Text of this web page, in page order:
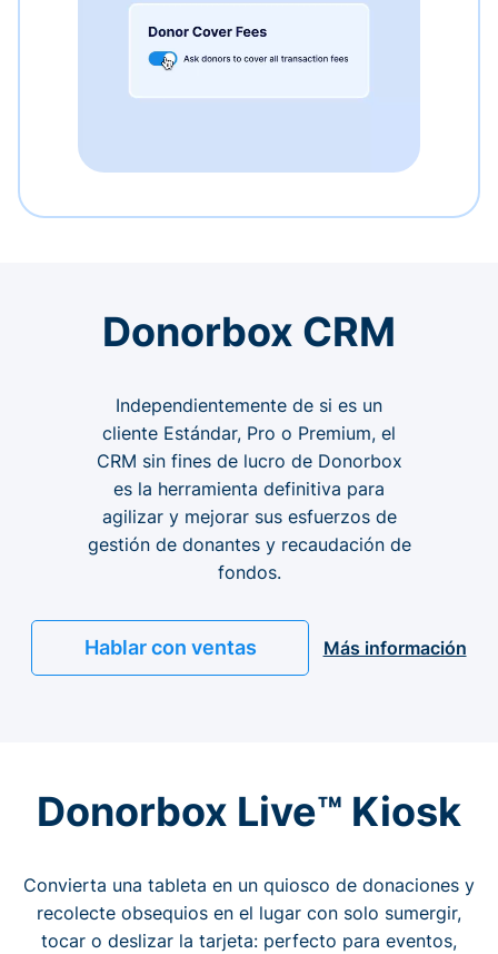
Donorbox CRM
Independientemente de si es un
cliente Estándar, Pro o Premium, el
CRM sin fines de lucro de Donorbox
es la herramienta definitiva para
agilizar y mejorar sus esfuerzos de
gestión de donantes y recaudación de
fondos.
Hablar con ventas Más información
Donorbox Live™ Kiosk
Convierta una tableta en un quiosco de donaciones y
recolecte obsequios en el lugar con solo sumergir,
tocar o deslizar la tarjeta: perfecto para eventos,